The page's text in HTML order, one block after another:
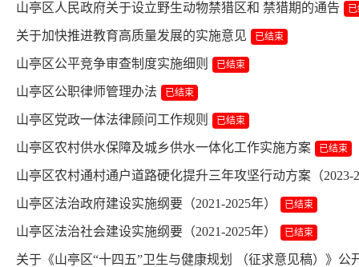
山亭区人民政府关于设立野生动物禁猎区和 禁猎期的通告
关于加快推进教育高质量发展的实施意见 已结束
山亭区公平竞争审查制度实施细则 已结束
山亭区公职律师管理办法 已结束
山亭区党政一体法律顾问工作规则 已结束
山亭区农村供水保障及城乡供水一体化工作实施方案 已结束
山亭区农村通村通户道路硬化提升三年攻坚行动方案（2023-
山亭区法治政府建设实施纲要（2021-2025年） 已结束
山亭区法治社会建设实施纲要（2021-2025年） 已结束
关于《山亭区“十四五”卫生与健康规划 （征求意见稿）》公